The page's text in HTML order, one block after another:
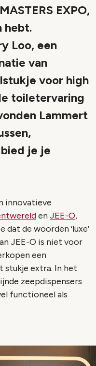
EXPO,
hebt.
Loo, een
van
voor high
toiletervaring
Lammert
je je
innovatieve
enJEE-O,
de woorden ‘luxe’
JEE-O is niet voor
een
stukje extra. In het
zeepdispensers
functioneel als